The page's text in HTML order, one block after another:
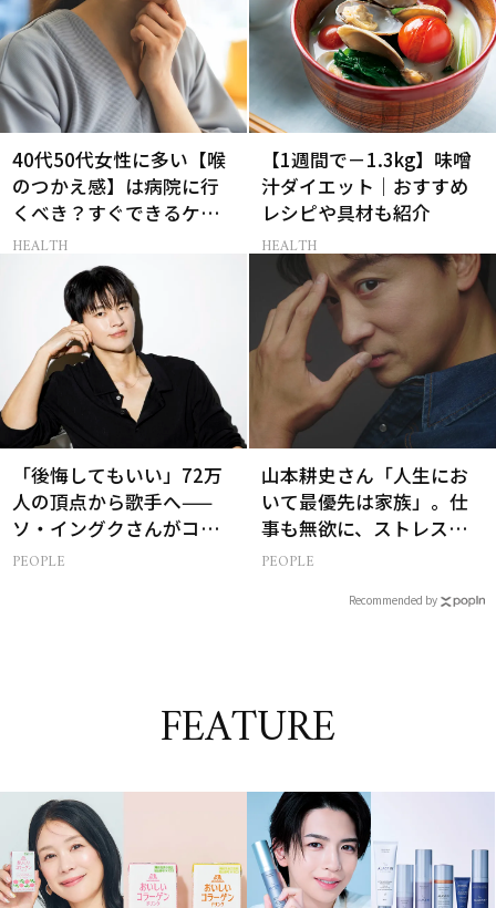
40代50代女性に多い【喉
のつかえ感】は病院に行
くべき？すぐできるケア5
選も！
HEALTH
【1週間で－1.3kg】味噌
汁ダイエット｜おすすめ
レシピや具材も紹介
HEALTH
「後悔してもいい」72万
人の頂点から歌手へ——
ソ・イングクさんがコツ
コツ頑張れる原動力とは
PEOPLE
山本耕史さん「人生にお
いて最優先は家族」。仕
事も無欲に、ストレスを
溜めない生き方
PEOPLE
Recommended by
FEATURE